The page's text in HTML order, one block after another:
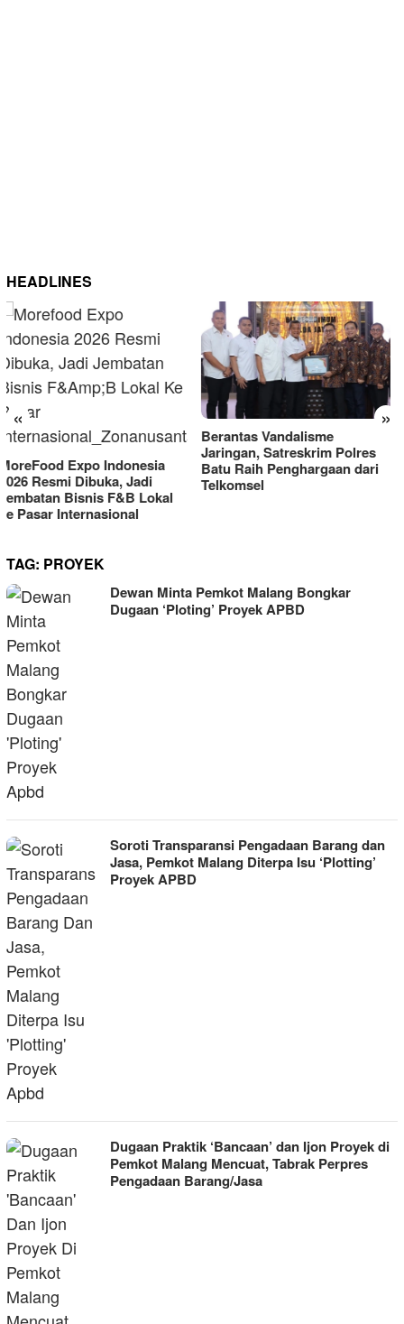
HEADLINES
« »
Berantas Vandalisme
Batu Raih Penghargaan dari
Telkomsel
RM OG Alami Kenaikan
Omset di Porprov IX Jatim
2025
TAG: PROYEK
Dewan Minta Pemkot Malang Bongkar
Dugaan ‘Ploting’ Proyek APBD
Soroti Transparansi Pengadaan Barang dan
Jasa, Pemkot Malang Diterpa Isu ‘Plotting’
Proyek APBD
Dugaan Praktik ‘Bancaan’ dan Ijon Proyek di
Pemkot Malang Mencuat, Tabrak Perpres
Pengadaan Barang/Jasa